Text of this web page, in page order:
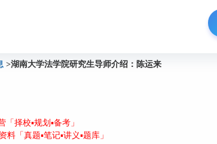
>湖南大学法学院研究生导师介绍：陈运来
择校▪规划▪备考」
「真题▪笔记▪讲义▪题库」